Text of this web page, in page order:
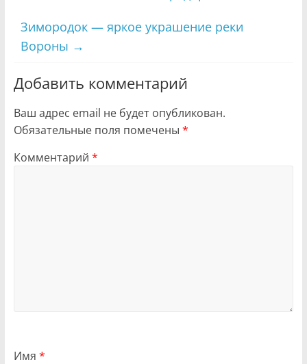
Зимородок — яркое украшение реки
Вороны →
Добавить комментарий
Ваш адрес email не будет опубликован.
Обязательные поля помечены *
Комментарий *
Имя *